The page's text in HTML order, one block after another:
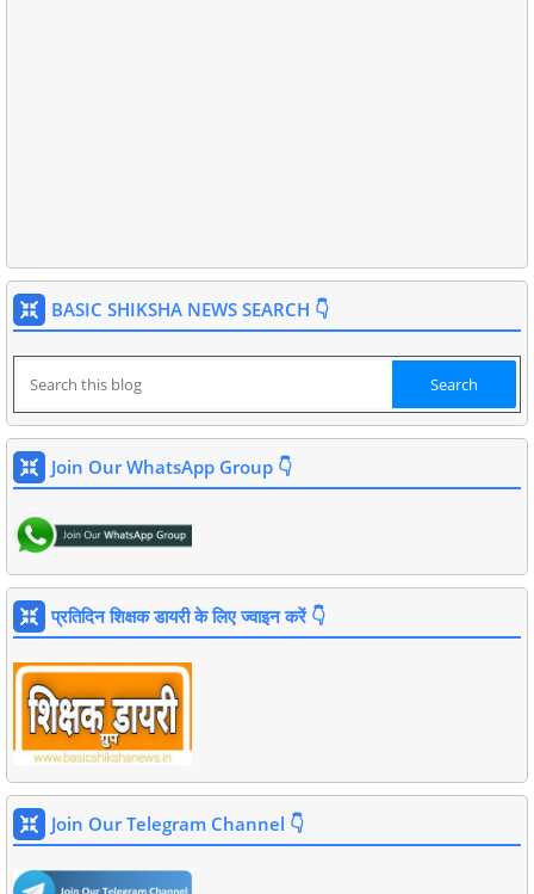
BASIC SHIKSHA NEWS SEARCH 👇
Join Our WhatsApp Group 👇
प्रतिदिन शिक्षक डायरी के लिए ज्वाइन करें 👇
Join Our Telegram Channel 👇